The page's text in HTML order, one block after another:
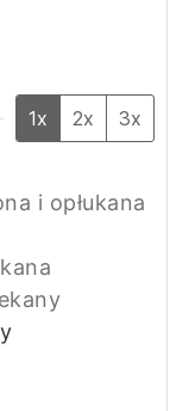
1x 2x 3x
i opłukana